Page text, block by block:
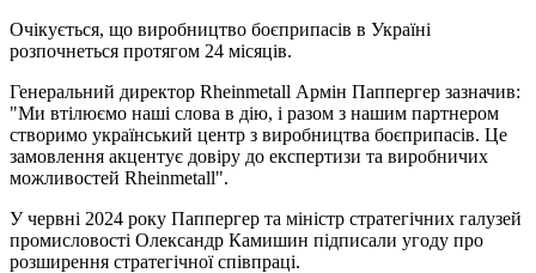
Очікується, що виробництво боєприпасів в Україні
розпочнеться протягом 24 місяців.
Генеральний директор Rheinmetall Армін Паппергер зазначив:
"Ми втілюємо наші слова в дію, і разом з нашим партнером
створимо український центр з виробництва боєприпасів. Це
замовлення акцентує довіру до експертизи та виробничих
можливостей Rheinmetall".
У червні 2024 року Паппергер та міністр стратегічних галузей
промисловості Олександр Камишин підписали угоду про
розширення стратегічної співпраці.